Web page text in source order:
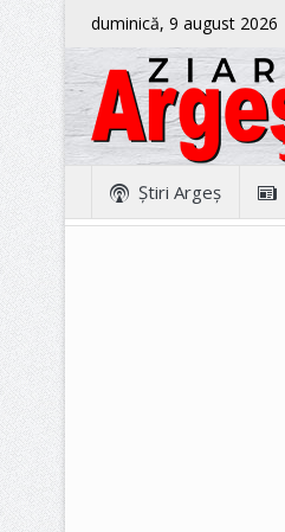
duminică, 9 august 2026
Ştiri Argeş